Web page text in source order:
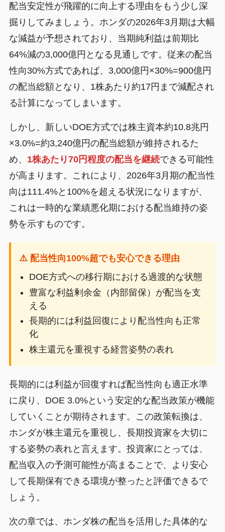
配当安定性が飛躍的に向上する理由をもう少し深
掘りしてみましょう。ホンダの2026年3月期は大幅
な減益が予想されており、当期純利益は前期比
64%減の3,000億円となる見通しです。従来の配当
性向30%方式であれば、3,000億円×30%=900億円
の配当総額となり、1株あたり約17円まで減配され
る計算になってしまいます。
しかし、新しいDOE方式では株主資本約10.8兆円
×3.0%=約3,240億円の配当総額が維持されるた
め、 1株あたり70円程度の配当を継続できる可能性
が高まります。これにより、2026年3月期の配当性
向は111.4%と100%を超える状況になりますが、
これは一時的な業績悪化期における配当維持の姿
勢を示すものです。
⚠️ 配当性向100%超でも安心できる理由
DOE方式への移行期における過渡的な状態
豊富な利益剰余金（内部留保）が配当を支
える
長期的には利益回復により配当性向も正常
化
株主還元を重視する経営姿勢の表れ
長期的には利益が回復すれば配当性向も適正水準
に戻り、DOE 3.0%という安定的な配当政策が機能
していくことが期待されます。この政策転換は、
ホンダが株主還元を重視し、長期投資家を大切に
する姿勢の表れと言えます。投資家にとっては、
配当収入の予測可能性が高まることで、より安心
して長期保有できる環境が整ったと評価できるで
しょう。
次の章では、ホンダ株の配当を活用した具体的な